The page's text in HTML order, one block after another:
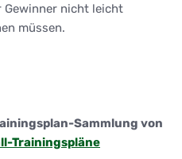
Gewinner nicht leicht
müssen.
Sammlung von
Trainingspläne